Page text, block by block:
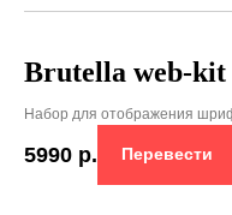
Brutella web-kit
Набор для отображения
5990 р. Перевести